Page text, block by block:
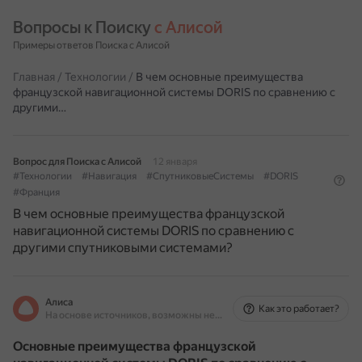
Вопросы к Поиску с Алисой
Примеры ответов Поиска с Алисой
Главная / Технологии / В чем основные преимущества
французской навигационной системы DORIS по сравнению с
другими…
Вопрос для Поиска с Алисой
12 января
#Технологии
#Навигация #СпутниковыеСистемы
#DORIS
#Франция
В чем основные преимущества французской
навигационной системы DORIS по сравнению с
другими спутниковыми системами?
Алиса
На основе источников, возможны неточности
Как это работает?
Основные преимущества французской